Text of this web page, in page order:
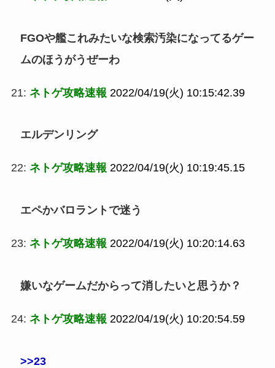
FGOや艦これみたいな検索汚染になってるゲー
ムのほうがうぜーわ
21: ネトゲ攻略速報 2022/04/19(火) 10:15:42.39
エルデンリング
22: ネトゲ攻略速報 2022/04/19(火) 10:19:45.15
エペかバロラントで迷う
23: ネトゲ攻略速報 2022/04/19(火) 10:20:14.63
嫌いなゲームだからって消したいと思うか？
24: ネトゲ攻略速報 2022/04/19(火) 10:20:54.59
>>23